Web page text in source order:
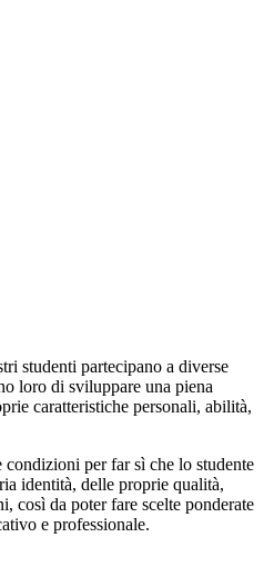
studenti partecipano a diverse
loro di sviluppare una piena
caratteristiche personali, abilità,
per far sì che lo studente
identità, delle proprie qualità,
così da poter fare scelte ponderate
e professionale.